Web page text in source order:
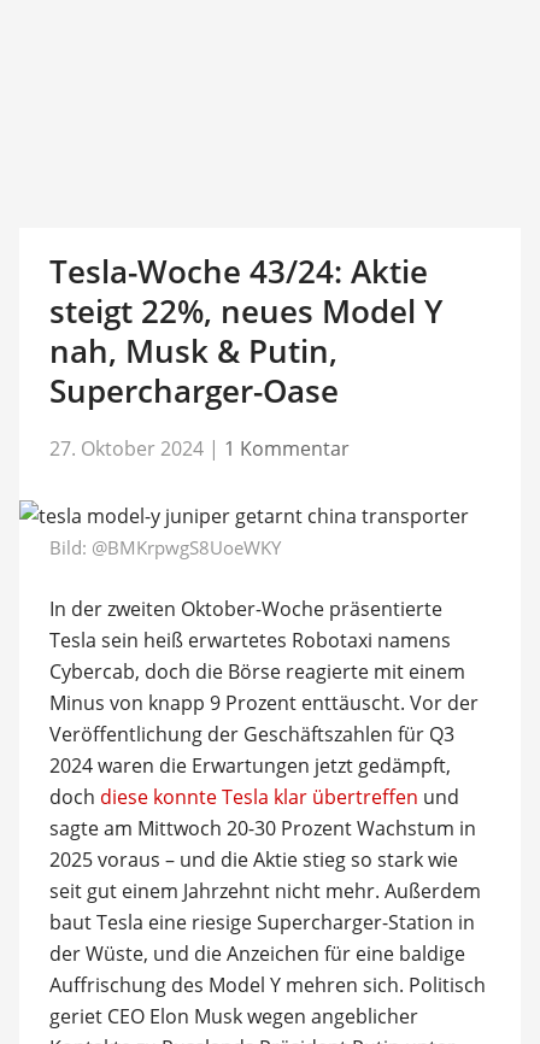
Tesla-Woche 43/24: Aktie
steigt 22%, neues Model Y
nah, Musk & Putin,
Supercharger-Oase
27. Oktober 2024 | 1 Kommentar
Bild: @BMKrpwgS8UoeWKY
In der zweiten Oktober-Woche präsentierte
Tesla sein heiß erwartetes Robotaxi namens
Cybercab, doch die Börse reagierte mit einem
Minus von knapp 9 Prozent enttäuscht. Vor der
Veröffentlichung der Geschäftszahlen für Q3
2024 waren die Erwartungen jetzt gedämpft,
doch diese konnte Tesla klar übertreffen und
sagte am Mittwoch 20-30 Prozent Wachstum in
2025 voraus – und die Aktie stieg so stark wie
seit gut einem Jahrzehnt nicht mehr. Außerdem
baut Tesla eine riesige Supercharger-Station in
der Wüste, und die Anzeichen für eine baldige
Auffrischung des Model Y mehren sich. Politisch
geriet CEO Elon Musk wegen angeblicher